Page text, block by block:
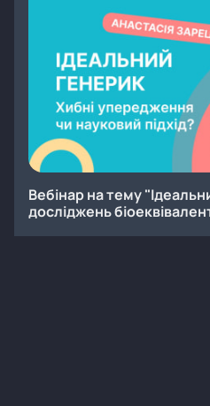
Вебінар на тему
досліджень